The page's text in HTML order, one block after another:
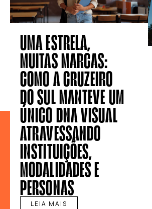
UMA ESTRELA,
MUITAS MARCAS:
COMO A CRUZEIRO
DO SUL MANTEVE UM
ÚNICO DNA VISUAL
ATRAVESSANDO
INSTITUIÇÕES,
MODALIDADES E
PERSONAS
LEIA MAIS